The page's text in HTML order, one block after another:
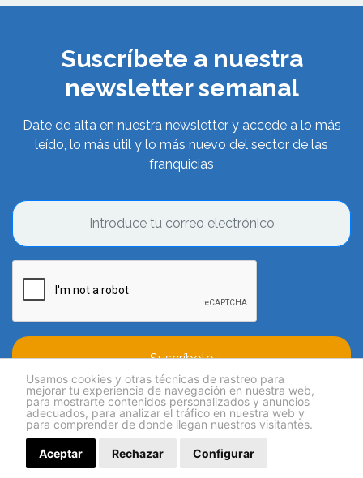
Usamos cookies y otras técnicas de rastreo para
mejorar tu experiencia de navegación en nuestra web,
para mostrarte contenidos personalizados y anuncios
adecuados, para analizar el tráfico en nuestra web y
para comprender de donde llegan nuestros visitantes.
Aceptar Rechazar Configurar
Suscríbete a nuestra
newsletter semanal
Date de alta en nuestra newsletter y accede a lo más
leído, lo más útil y lo más nuevo del sector de las
franquicias
Suscríbete